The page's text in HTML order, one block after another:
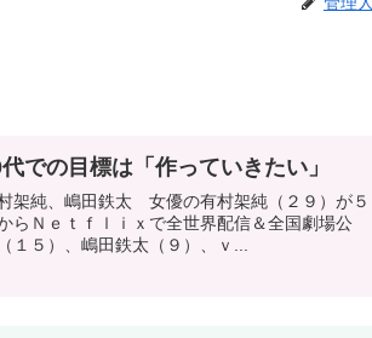
での目標は「作っていきたい」
架純、嶋田鉄太 女優の有村架純（２９）が５
らＮｅｔｆｌｉｘで全世界配信＆全国劇場公
１５）、嶋田鉄太（９）、ｖ...